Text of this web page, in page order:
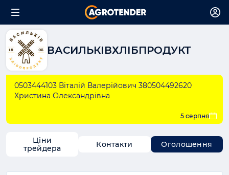
ВАСИЛЬКІВХЛІБПРОДУКТ
0503444103 Віталій Валерійович 380504492620
Христина Олександрівна
5 серпня
Ціни
трейдера
Контакти Оголошення